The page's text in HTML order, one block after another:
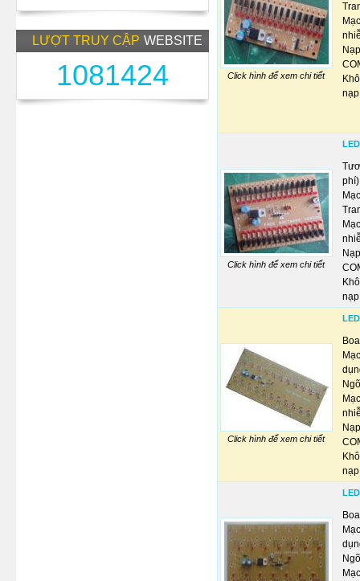
LƯỢT TRUY CẬP WEBSITE
1081424 Click hình để xem chi tiết
Click hình để xem chi tiết
phí)
Click hình để xem chi tiết